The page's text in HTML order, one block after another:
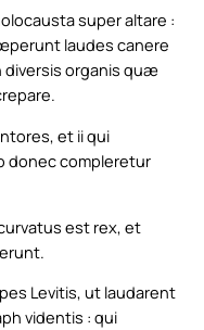
super altare :
laudes canere
diversis organis quæ
et ii qui
donec compleretur
est rex, et
Levitis, ut laudarent
videntis : qui